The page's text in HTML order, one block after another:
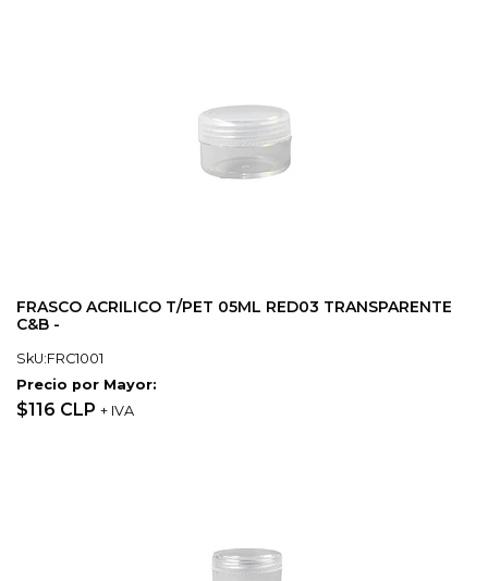
FRASCO ACRILICO T/PET 05ML RED03 TRANSPARENTE
C&B -
SkU:FRC1001
Precio por Mayor:
$116 CLP + IVA